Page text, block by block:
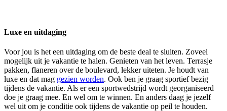
Luxe en uitdaging
Voor jou is het een uitdaging om de beste deal te sluiten. Zoveel
mogelijk uit je vakantie te halen. Genieten van het leven. Terrasje
pakken, flaneren over de boulevard, lekker uiteten. Je houdt van
luxe en dat mag gezien worden. Ook ben je graag sportief bezig
tijdens de vakantie. Als er een sportwedstrijd wordt georganiseerd
doe je graag mee. En wel om te winnen. En anders daag je jezelf
wel uit om je conditie ook tijdens de vakantie op peil te houden.